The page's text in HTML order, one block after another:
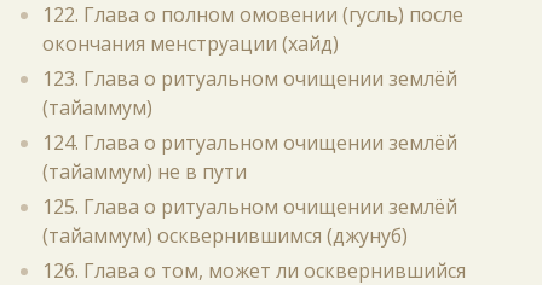
122. Глава о полном омовении (гусль) после
окончания менструации (хайд)
123. Глава о ритуальном очищении землёй
(тайаммум)
124. Глава о ритуальном очищении землёй
(тайаммум) не в пути
125. Глава о ритуальном очищении землёй
(тайаммум) осквернившимся (джунуб)
126. Глава о том, может ли осквернившийся